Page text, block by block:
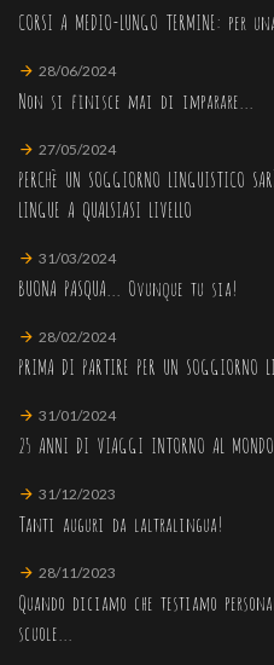
CORSI A MEDIO-LUNGO TERMINE:
28/06/2024
Non si finisce mai di imparare...
27/05/2024
PERCHè UN SOGGIORNO LINGUISTICO
LINGUE A QUALSIASI LIVELLO
31/03/2024
BUONA PASQUA... Ovunque tu sia!
28/02/2024
PRIMA DI PARTIRE PER UN SOGGIORNO
31/01/2024
25 ANNI DI VIAGGI INTORNO AL
31/12/2023
Tanti auguri da laltralingua!
28/11/2023
Quando diciamo che testiamo
scuole...